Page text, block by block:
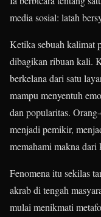
media sosial: latah
Ketika sebuah kalimat
dibagikan ribuan kali.
berkelana dari satu
mampu menyentuh
dan popularitas.
menjadi pemikir,
memahami makna dari
Fenomena itu sekilas
akrab di tengah
mulai menikmati